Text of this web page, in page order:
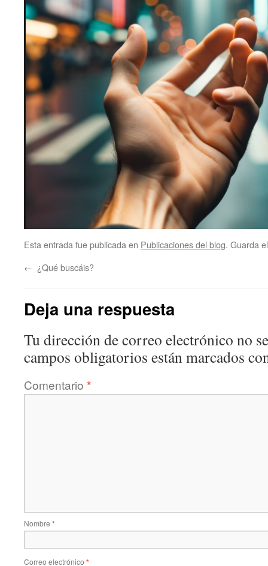
Esta entrada fue publicada en Publicaciones del blog. Guarda
← ¿Qué buscáis?
Deja una respuesta
Tu dirección de correo electrónico no
campos obligatorios están marcados
Comentario *
Nombre *
Correo electrónico *